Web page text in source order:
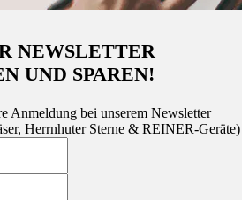
NEWSLETTER
UND SPAREN!
Anmeldung bei unserem Newsletter
Herrnhuter Sterne & REINER-Geräte)